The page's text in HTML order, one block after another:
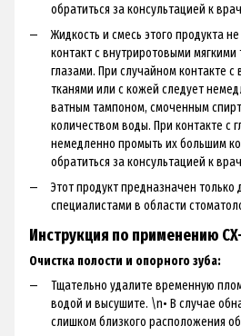
обратиться за консультацией к
Жидкость и смесь этого продукта
контакт с внутриротовыми
глазами. При случайном контакте
тканями или с кожей следует
ватным тампоном, смоченным
количеством воды. При контакте с
немедленно промыть их большим
обратиться за консультацией к
Этот продукт предназначен только
специалистами в области
Инструкция по применению
Очистка полости и опорного зуба:
Тщательно удалите временную
водой и высушите. \n• В случае
слишком близкого расположения